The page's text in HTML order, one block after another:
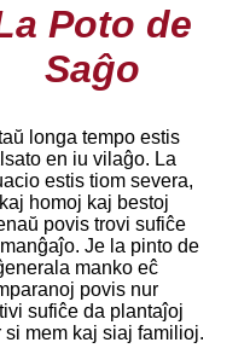
Poto de
Saĝo
longa tempo estis
en iu vilaĝo. La
estis tiom severa,
homoj kaj bestoj
povis trovi sufiĉe
Je la pinto de
manko eĉ
povis nur
sufiĉe da plantaĵoj
si mem kaj siaj familioj.